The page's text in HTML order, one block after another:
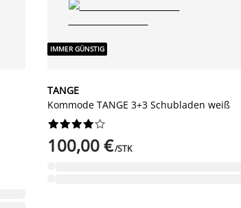
IMMER GÜNSTIG
TANGE
Kommode TANGE 3+3 Schubladen weiß






100,00 €/STK